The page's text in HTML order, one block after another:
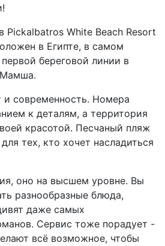
Pickalbatros White Beach Resort
в Египте, в самом
береговой линии в
и современность. Номера
к деталям, а территория
красотой. Песчаный пляж
тех, кто хочет насладиться
оно на высшем уровне. Вы
разнообразные блюда,
даже самых
Сервис тоже порадует -
всё возможное, чтобы